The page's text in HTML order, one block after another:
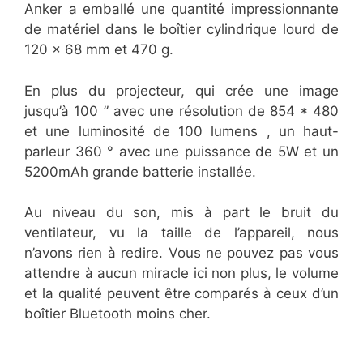
Anker a emballé une quantité impressionnante
de matériel dans le boîtier cylindrique lourd de
120 x 68 mm et 470 g.
En plus du projecteur, qui crée une image
jusqu’à 100 ” avec une résolution de 854 * 480
et une luminosité de 100 lumens , un haut-
parleur 360 ° avec une puissance de 5W et un
5200mAh grande batterie installée.
Au niveau du son, mis à part le bruit du
ventilateur, vu la taille de l’appareil, nous
n’avons rien à redire. Vous ne pouvez pas vous
attendre à aucun miracle ici non plus, le volume
et la qualité peuvent être comparés à ceux d’un
boîtier Bluetooth moins cher.